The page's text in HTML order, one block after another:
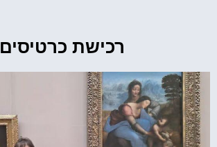
רכישת כרטיסים